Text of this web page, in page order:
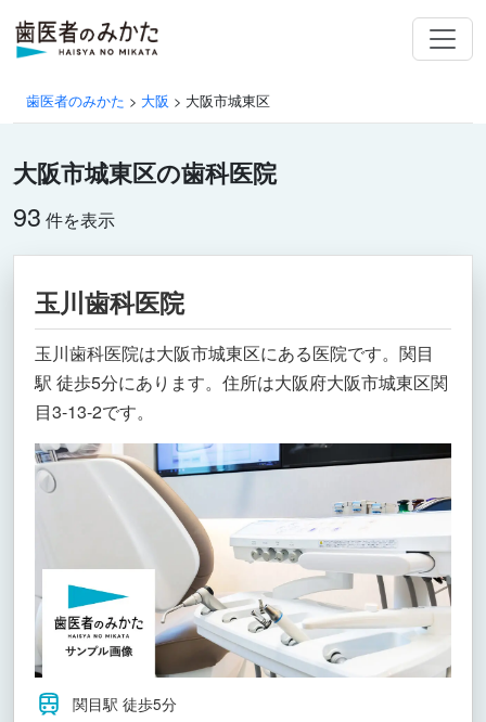
歯医者のみかた > 大阪 > 大阪市城東区
大阪市城東区の歯科医院
93 件を表示
玉川歯科医院
玉川歯科医院は大阪市城東区にある医院です。関目
駅 徒歩5分にあります。住所は大阪府大阪市城東区関
目3-13-2です。
関目駅 徒歩5分